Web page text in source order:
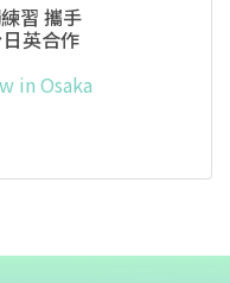
習 攜手
英合作
in Osaka